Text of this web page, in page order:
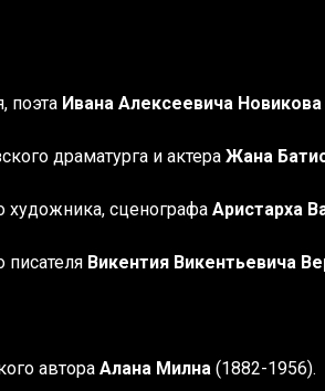
поэта Ивана Алексеевича Новикова
драматурга и актера Жана
художника, сценографаАристарха
писателя Викентия Викентьевича
автораАлана Милна (1882-1956).